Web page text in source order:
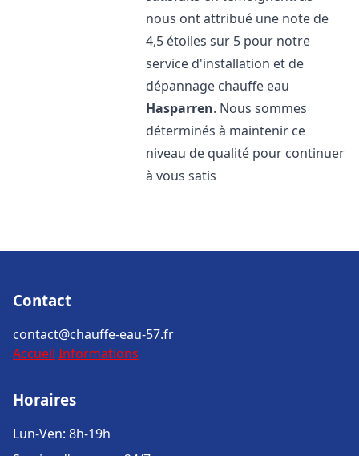
nous ont attribué une note de
4,5 étoiles sur 5 pour notre
service d'installation et de
dépannage chauffe eau
Hasparren. Nous sommes
déterminés à maintenir ce
niveau de qualité pour continuer
à vous satis
Contact
contact@chauffe-eau-57.fr
Accueil Informations
Horaires
Lun-Ven: 8h-19h